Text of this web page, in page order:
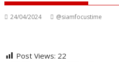
24/04/2024 @siamfocustime
Post Views: 22